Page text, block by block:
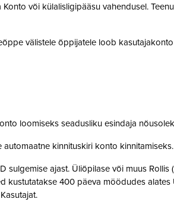
või külalisligipääsu vahendusel.
välistele õppijatele loob
loomiseks seadusliku esindaja
automaatne kinnituskiri konto
ajast. Üliõpilase või muus
400 päeva möödudes